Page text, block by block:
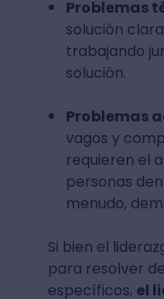
Problemas
solución
trabajando
solución.
Problemas
vagos y
requieren el
personas
menudo,
Si bien el
para resolver
específicos, el